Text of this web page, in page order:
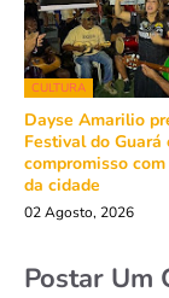
CULTURA
Dayse Amarilio
Festival do Guará
compromisso
da cidade
02 Agosto, 2026
Postar Um